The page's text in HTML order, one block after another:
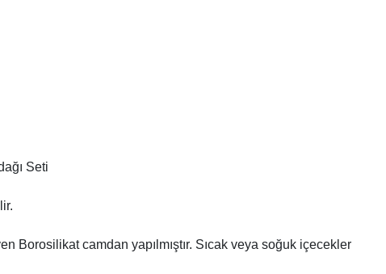
Seti
Borosilikat camdan yapılmıştır. Sıcak veya soğuk içecekler